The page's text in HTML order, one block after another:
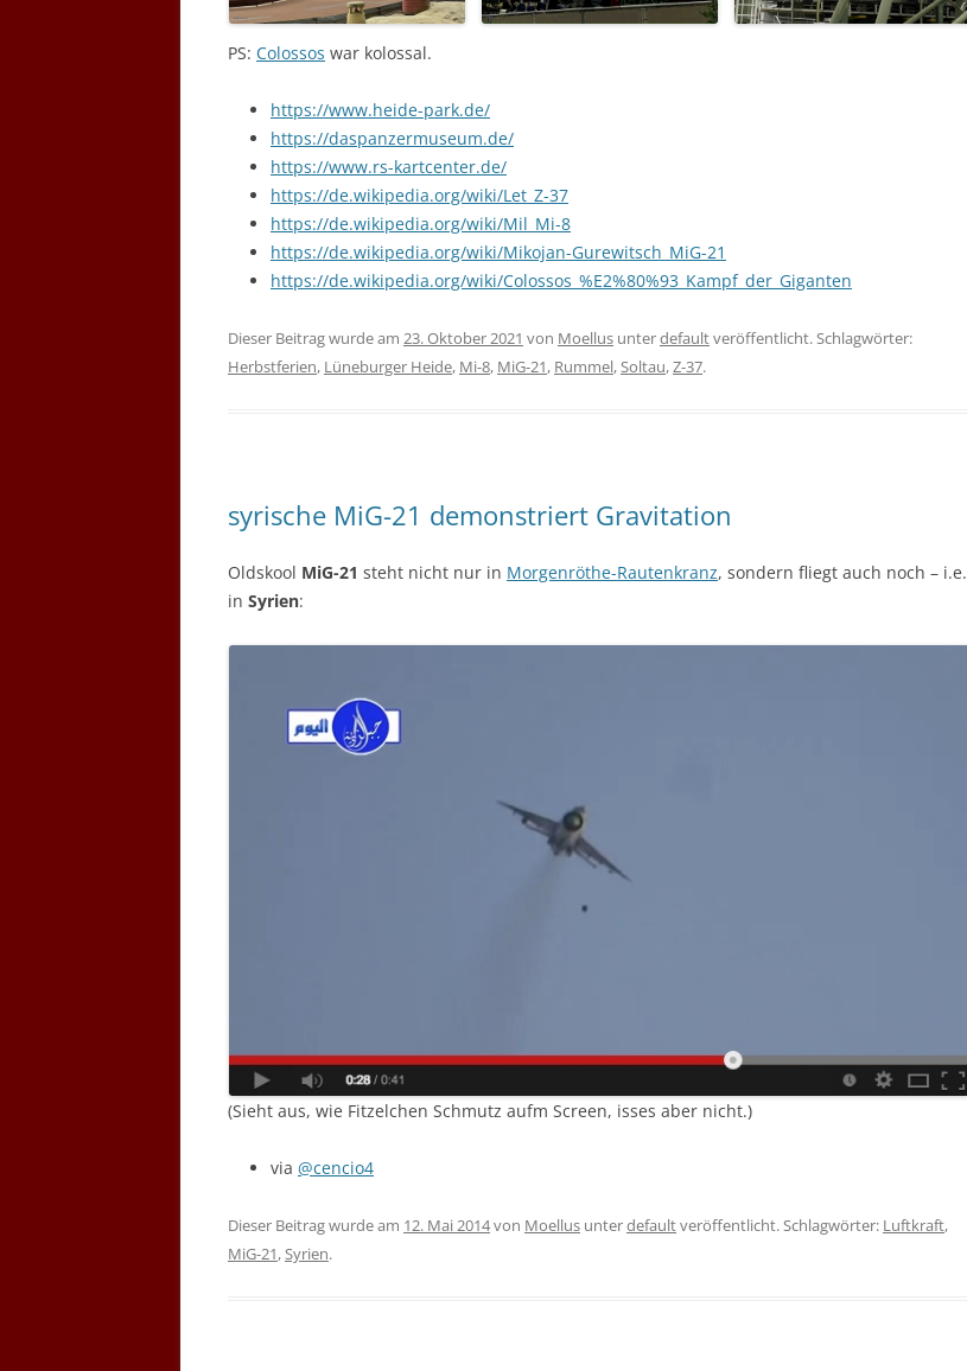
PS: Colossos war kolossal.
https://www.heide-park.de/
https://daspanzermuseum.de/
https://www.rs-kartcenter.de/
https://de.wikipedia.org/wiki/Let_Z-37
https://de.wikipedia.org/wiki/Mil_Mi-8
https://de.wikipedia.org/wiki/Mikojan-Gurewitsch_MiG-21
https://de.wikipedia.org/wiki/Colossos_%E2%80%93_Kampf_der_Giganten
Dieser Beitrag wurde am 23. Oktober 2021 von Moellus unterdefaultveröffentlicht. Schlagwörter:
Herbstferien, Lüneburger Heide, Mi-8, MiG-21, Rummel, Soltau,Z-37.
syrische MiG-21 demonstriert Gravitation
Oldskool MiG-21 steht nicht nur in Morgenröthe-Rautenkranz, sondern fliegt auch noch – i.e.
in Syrien:
(Sieht aus, wie Fitzelchen Schmutz aufm Screen, isses aber nicht.)
via @cencio4
Dieser Beitrag wurde am 12. Mai 2014von Moellus unterdefaultveröffentlicht. Schlagwörter: Luftkraft,
MiG-21,Syrien.